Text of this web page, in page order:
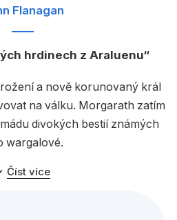
pro dospělé
pro děti
Flanagan
hrdinech z Araluenu
a nově korunovaný král
na válku. Morgarath zatím
divokých bestií známých
wargalové.
nemožný úkol – zdolat
Číst více